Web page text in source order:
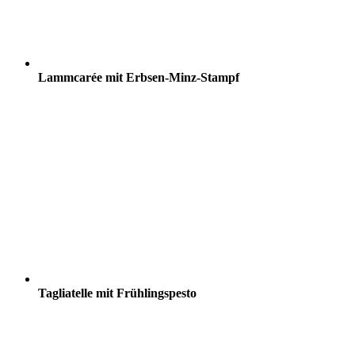
Lammcarée mit Erbsen-Minz-Stampf
Tagliatelle mit Frühlingspesto